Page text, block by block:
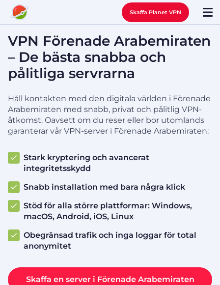
Skaffa Planet VPN
VPN Förenade Arabemiraten
– De bästa snabba och
pålitliga servrarna
Håll kontakten med den digitala världen i Förenade
Arabemiraten med snabb, privat och pålitlig VPN-
åtkomst. Oavsett om du reser eller bor utomlands
garanterar vår VPN-server i Förenade Arabemiraten:
Stark kryptering och avancerat
integritetsskydd
Snabb installation med bara några klick
Stöd för alla större plattformar: Windows,
macOS, Android, iOS, Linux
Obegränsad trafik och inga loggar för total
anonymitet
Skaffa en server i Förenade Arabemiraten